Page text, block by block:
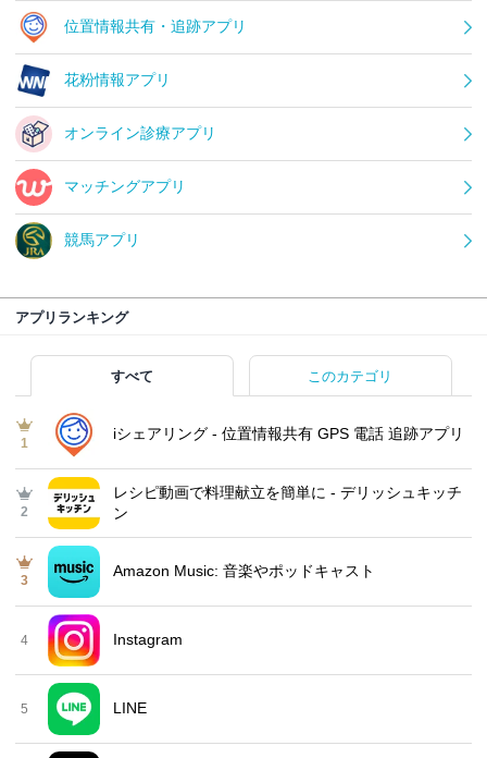
位置情報共有・追跡アプリ
花粉情報アプリ
オンライン診療アプリ
マッチングアプリ
競馬アプリ
アプリランキング
すべて このカテゴリ
1
iシェアリング - 位置情報共有 GPS 電話 追跡アプリ
2
レシピ動画で料理献立を簡単‪に - デリッシュキッチ
ン
3
Amazon Music: 音楽やポッドキャスト
4 Instagram
5 LINE